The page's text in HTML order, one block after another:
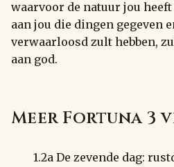
waarvoor de natuur jou
aan jou die dingen gegeven
verwaarloosd zult hebben,
aan god.
Meer Fortuna 3
1.2a De zevende dag: